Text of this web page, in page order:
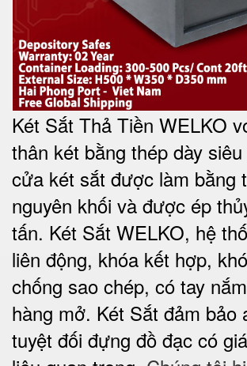
Két Sắt Thả Tiền WELKO
thân két bằng thép dày
cửa két sắt được làm bằng
nguyên khối và được ép
tấn. Két Sắt WELKO, hệ
liên động, khóa kết hợp,
chống sao chép, có tay
hàng mở. Két Sắt đảm bảo
tuyệt đối đựng đồ đạc có